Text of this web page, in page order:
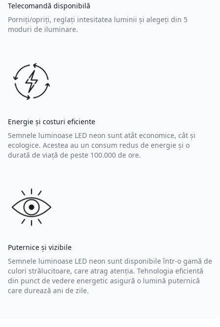
Telecomandă disponibilă
Porniți/opriți, reglați intesitatea luminii și alegeți din 5
moduri de iluminare.
Energie și costuri eficiente
Semnele luminoase LED neon sunt atât economice, cât și
ecologice. Acestea au un consum redus de energie și o
durată de viață de peste 100.000 de ore.
Puternice și vizibile
Semnele luminoase LED neon sunt disponibile într-o gamă de
culori strălucitoare, care atrag atenția. Tehnologia eficientă
din punct de vedere energetic asigură o lumină puternică
care durează ani de zile.